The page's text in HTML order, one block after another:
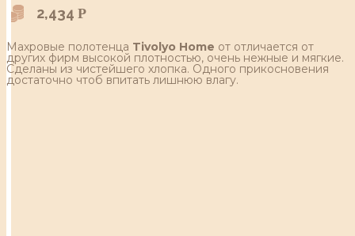
2,434 Р
Махровые полотенца Tivolyo Home от отличается от
других фирм высокой плотностью, очень нежные и мягкие.
Сделаны из чистейшего хлопка. Одного прикосновения
достаточно чтоб впитать лишнюю влагу.